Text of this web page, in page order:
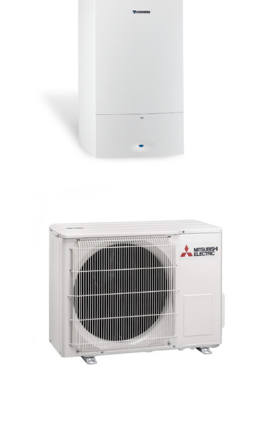
GAS
Una caldera de gas es un equipo que
permite disponer de agua caliente
sanitaria y calefacción de forma
instantánea, mediante la combustión de
gas. Son el sistema de calefacción más
extendido. Poseen una larga vida útil,
alrededor de 15 años, por lo que elegir
bien es siempre un buen comienzo.